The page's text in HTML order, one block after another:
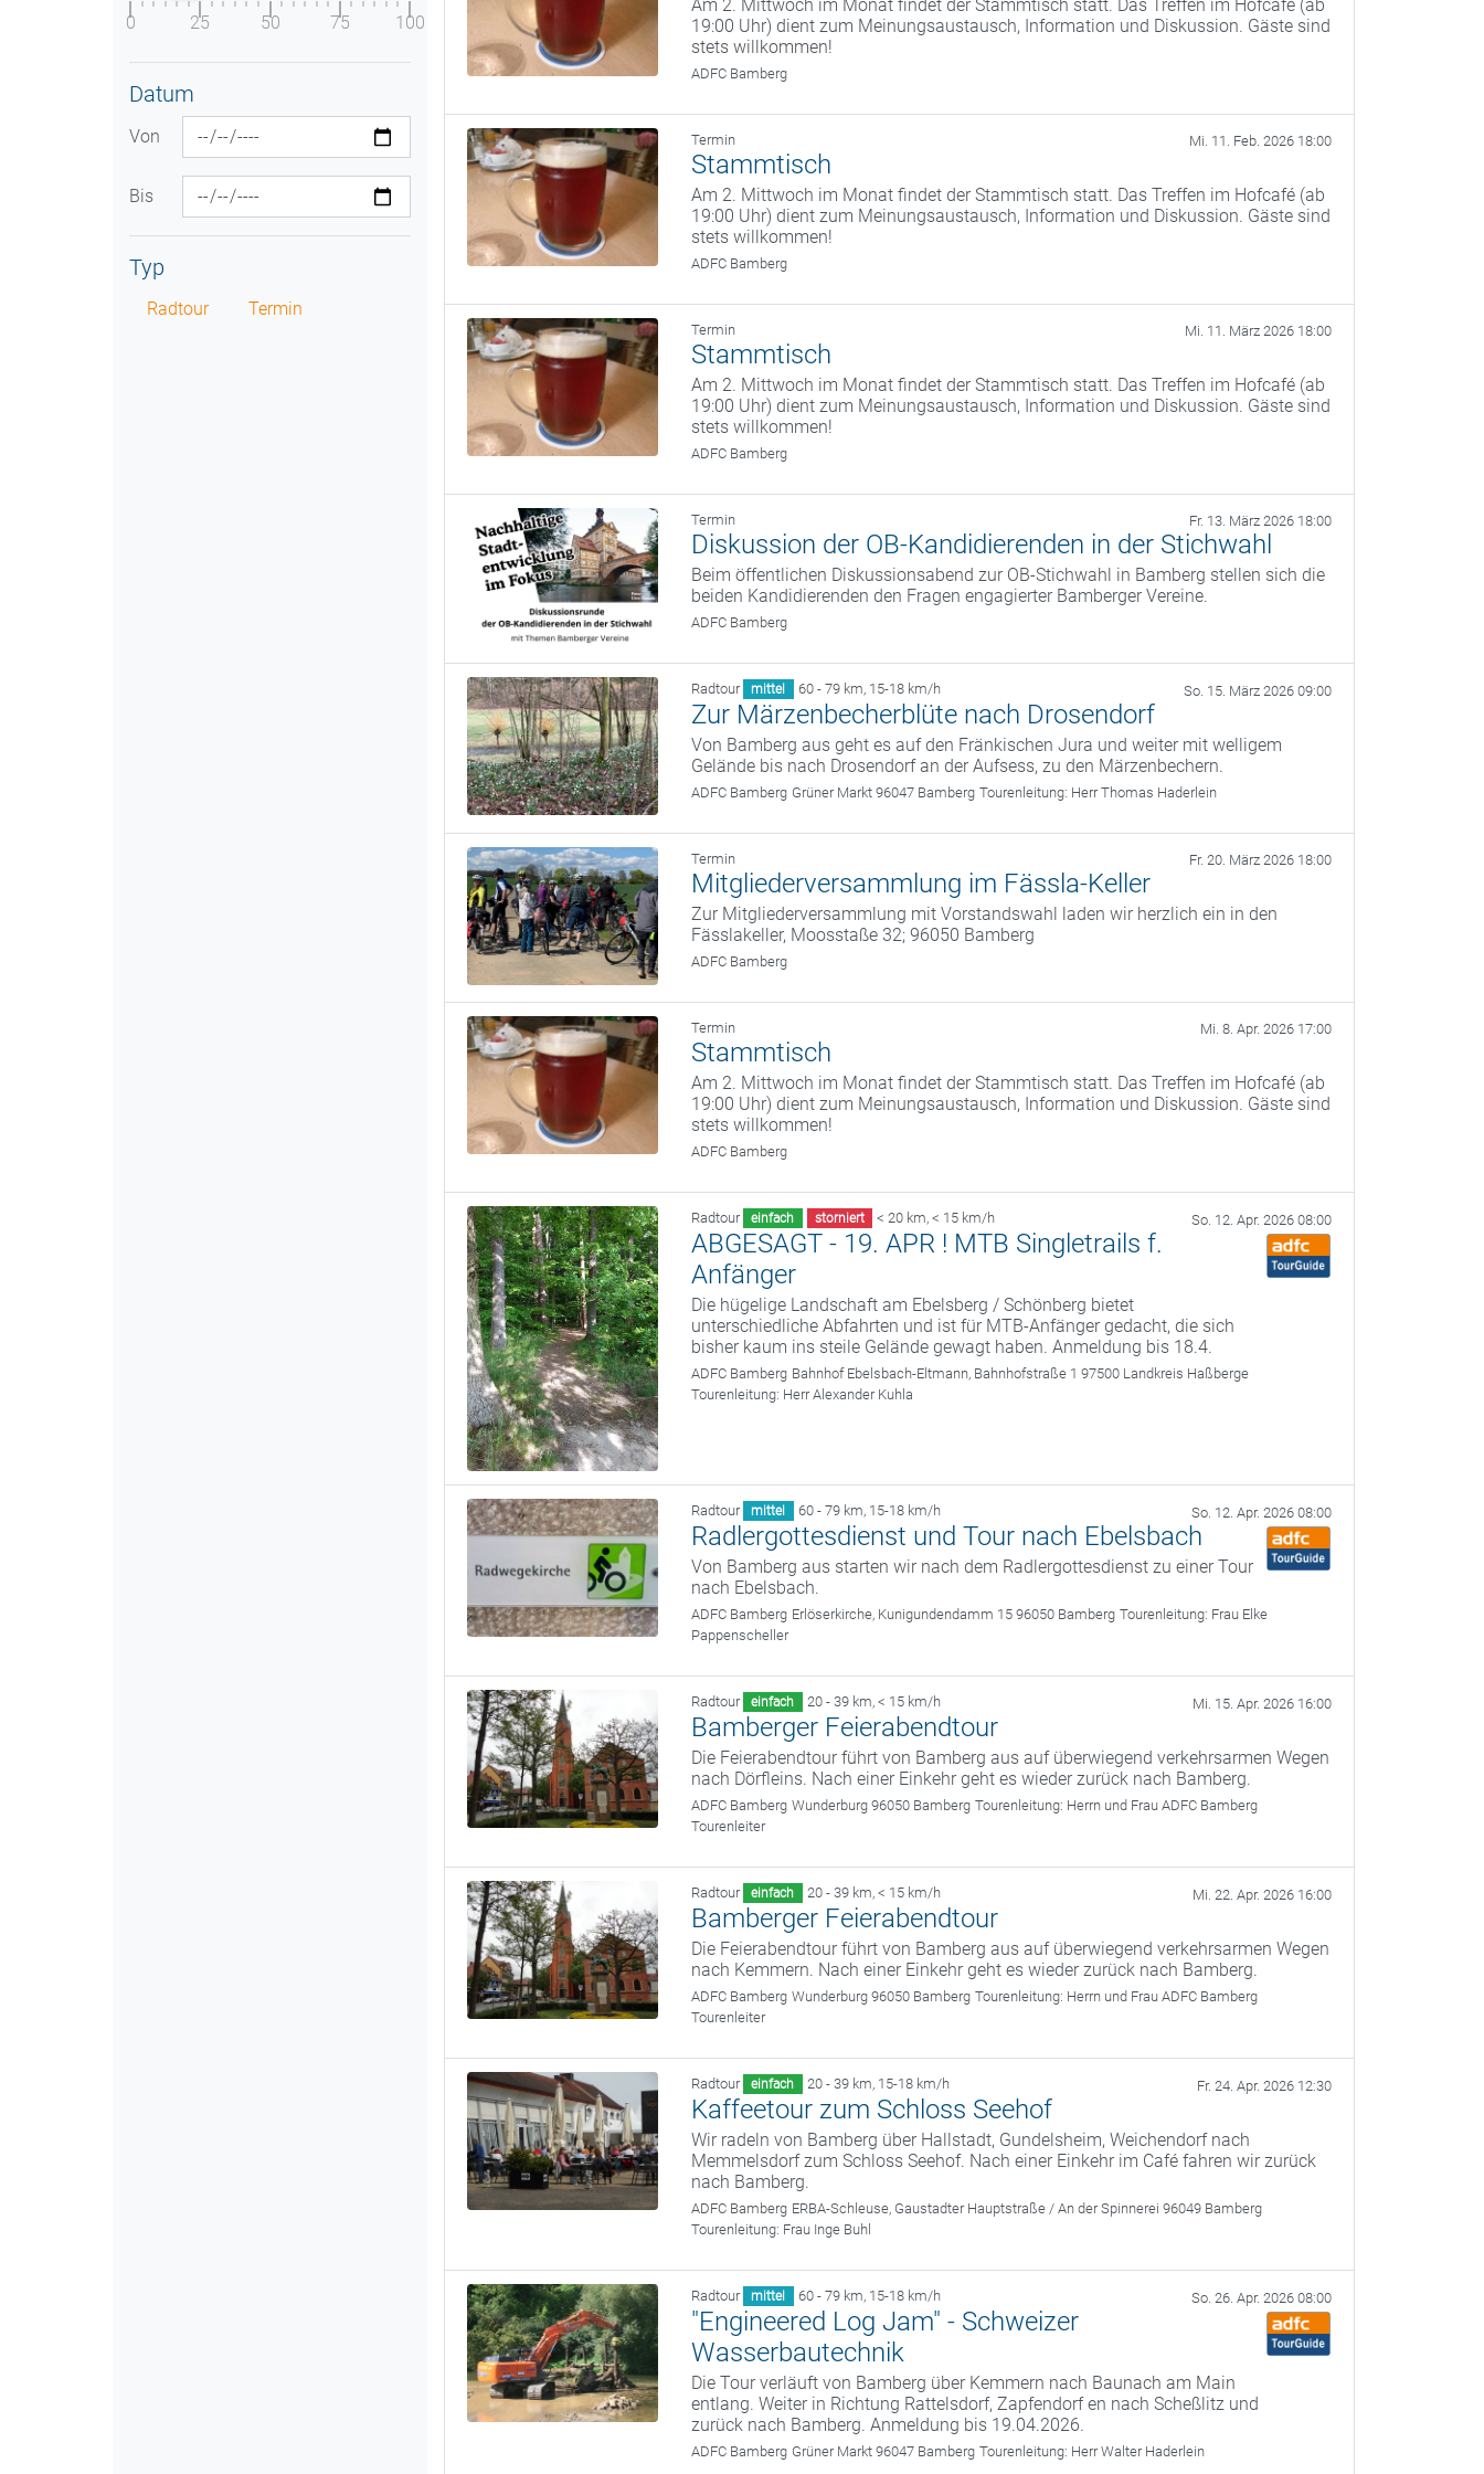
0 25 50 75 100
Datum
Von
Bis
Typ
Radtour Termin
Am 2. Mittwoch im Monat findet der Stammtisch statt. Das Treffen im Hofcafé (ab
19:00 Uhr) dient zum Meinungsaustausch, Information und Diskussion. Gäste sind
stets willkommen!
ADFC Bamberg
Termin Mi. 11. Feb. 2026 18:00
Stammtisch
Am 2. Mittwoch im Monat findet der Stammtisch statt. Das Treffen im Hofcafé (ab
19:00 Uhr) dient zum Meinungsaustausch, Information und Diskussion. Gäste sind
stets willkommen!
ADFC Bamberg
Termin Mi. 11. März 2026 18:00
Stammtisch
Am 2. Mittwoch im Monat findet der Stammtisch statt. Das Treffen im Hofcafé (ab
19:00 Uhr) dient zum Meinungsaustausch, Information und Diskussion. Gäste sind
stets willkommen!
ADFC Bamberg
Termin Fr. 13. März 2026 18:00
Diskussion der OB-Kandidierenden in der Stichwahl
Beim öffentlichen Diskussionsabend zur OB‑Stichwahl in Bamberg stellen sich die
beiden Kandidierenden den Fragen engagierter Bamberger Vereine.
ADFC Bamberg
Radtour mittel 60 - 79 km, 15-18 km/h So. 15. März 2026 09:00
Zur Märzenbecherblüte nach Drosendorf
Von Bamberg aus geht es auf den Fränkischen Jura und weiter mit welligem
Gelände bis nach Drosendorf an der Aufsess, zu den Märzenbechern.
ADFC Bamberg Grüner Markt 96047 Bamberg Tourenleitung: Herr Thomas Haderlein
Termin Fr. 20. März 2026 18:00
Mitgliederversammlung im Fässla-Keller
Zur Mitgliederversammlung mit Vorstandswahl laden wir herzlich ein in den
Fässlakeller, Moosstaße 32; 96050 Bamberg
ADFC Bamberg
Termin Mi. 8. Apr. 2026 17:00
Stammtisch
Am 2. Mittwoch im Monat findet der Stammtisch statt. Das Treffen im Hofcafé (ab
19:00 Uhr) dient zum Meinungsaustausch, Information und Diskussion. Gäste sind
stets willkommen!
ADFC Bamberg
Radtour einfach storniert < 20 km, < 15 km/h So. 12. Apr. 2026 08:00
ABGESAGT - 19. APR ! MTB Singletrails f.
Anfänger
Die hügelige Landschaft am Ebelsberg / Schönberg bietet
unterschiedliche Abfahrten und ist für MTB-Anfänger gedacht, die sich
bisher kaum ins steile Gelände gewagt haben. Anmeldung bis 18.4.
ADFC Bamberg Bahnhof Ebelsbach-Eltmann, Bahnhofstraße 1 97500 Landkreis Haßberge
Tourenleitung: Herr Alexander Kuhla
Radtour mittel 60 - 79 km, 15-18 km/h So. 12. Apr. 2026 08:00
Radlergottesdienst und Tour nach Ebelsbach
Von Bamberg aus starten wir nach dem Radlergottesdienst zu einer Tour
nach Ebelsbach.
ADFC Bamberg Erlöserkirche, Kunigundendamm 15 96050 Bamberg Tourenleitung: Frau Elke
Pappenscheller
Radtour einfach 20 - 39 km, < 15 km/h Mi. 15. Apr. 2026 16:00
Bamberger Feierabendtour
Die Feierabendtour führt von Bamberg aus auf überwiegend verkehrsarmen Wegen
nach Dörfleins. Nach einer Einkehr geht es wieder zurück nach Bamberg.
ADFC Bamberg Wunderburg 96050 Bamberg Tourenleitung: Herrn und Frau ADFC Bamberg
Tourenleiter
Radtour einfach 20 - 39 km, < 15 km/h Mi. 22. Apr. 2026 16:00
Bamberger Feierabendtour
Die Feierabendtour führt von Bamberg aus auf überwiegend verkehrsarmen Wegen
nach Kemmern. Nach einer Einkehr geht es wieder zurück nach Bamberg.
ADFC Bamberg Wunderburg 96050 Bamberg Tourenleitung: Herrn und Frau ADFC Bamberg
Tourenleiter
Radtour einfach 20 - 39 km, 15-18 km/h Fr. 24. Apr. 2026 12:30
Kaffeetour zum Schloss Seehof
Wir radeln von Bamberg über Hallstadt, Gundelsheim, Weichendorf nach
Memmelsdorf zum Schloss Seehof. Nach einer Einkehr im Café fahren wir zurück
nach Bamberg.
ADFC Bamberg ERBA-Schleuse, Gaustadter Hauptstraße / An der Spinnerei 96049 Bamberg
Tourenleitung: Frau Inge Buhl
Radtour mittel 60 - 79 km, 15-18 km/h So. 26. Apr. 2026 08:00
"Engineered Log Jam" - Schweizer
Wasserbautechnik
Die Tour verläuft von Bamberg über Kemmern nach Baunach am Main
entlang. Weiter in Richtung Rattelsdorf, Zapfendorf en nach Scheßlitz und
zurück nach Bamberg. Anmeldung bis 19.04.2026.
ADFC Bamberg Grüner Markt 96047 Bamberg Tourenleitung: Herr Walter Haderlein